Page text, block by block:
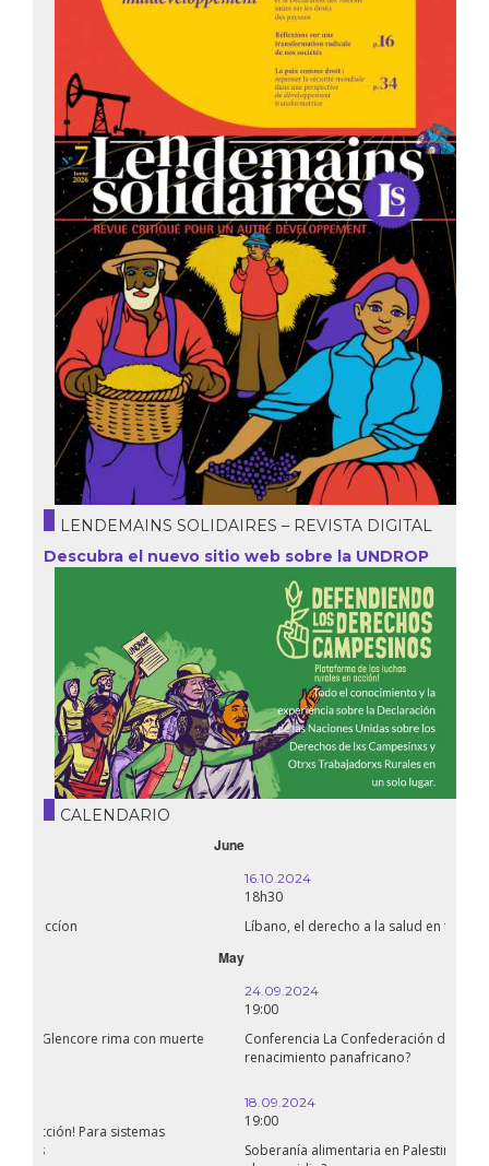
LENDEMAINS SOLIDAIRES – REVISTA DIGITAL
Descubra el nuevo sitio web sobre la UNDROP
CALENDARIO
Líbano, el derecho a la salud en tiempos de guerra
Conferencia La Confederación de Estados del Sahel: ¿un
Soberanía alimentaria en Palestina: ¿qué perspectivas hay frente